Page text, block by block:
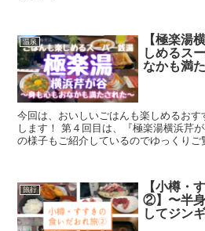
温泉
【極楽湯
しめるス
なかも満
今回は、おいしいごはんも楽しめるお
します！ 第４回目は、『極楽湯横浜芹
の様子もご紹介しているのでゆっくりご
旅行
【小樽・
②】〜半
してジン